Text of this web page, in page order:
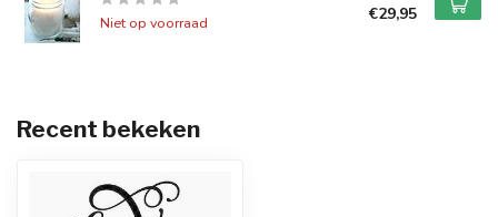
Niet op voorraad
€29,95
Recent bekeken